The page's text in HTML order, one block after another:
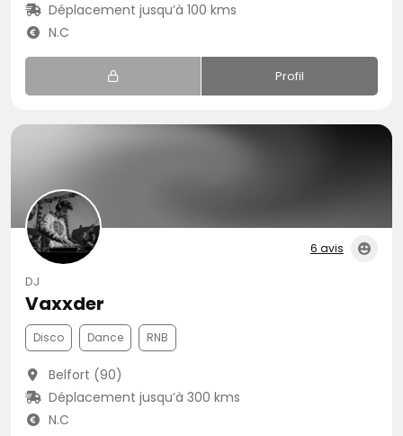
Déplacement jusqu’à 100 kms
N.C
Profil
6 avis
DJ
Vaxxder
Disco Dance RNB
Belfort (90)
Déplacement jusqu’à 300 kms
N.C